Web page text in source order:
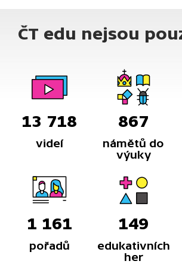
ČT edu nejsou
13 718
videí
867
námětů do
výuky
1 161
pořadů
149
edukativních
her